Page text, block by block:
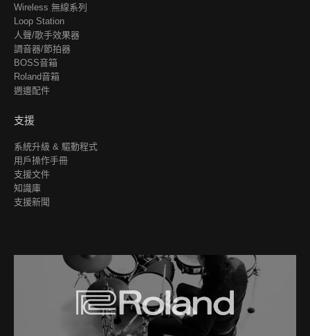
Wireless 無線系列
Loop Station
人聲/歌手效果器
調音器/節拍器
BOSS音箱
Roland音箱
週邊配件
支援
系統升級 & 驅動程式
用戶操作手冊
支援文件
知識庫
支援新聞